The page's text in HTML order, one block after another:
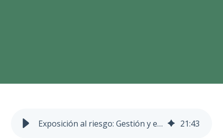
Exposición al riesgo: Gestión y estrategias eficaces 21:43